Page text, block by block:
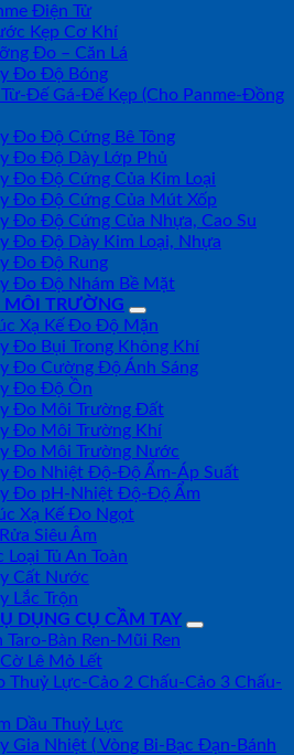
Điện Tử
Kẹp Cơ Khí
Đo – Căn Lá
Đo Độ Bóng
Đế Gá-Đế Kẹp (Cho Panme-Đồng
Đo Độ Cứng Bê Tông
Đo Độ Dày Lớp Phủ
Đo Độ Cứng Của Kim Loại
Đo Độ Cứng Của Mút Xốp
Đo Độ Cứng Của Nhựa, Cao Su
Đo Độ Dày Kim Loại, Nhựa
Đo Độ Rung
Đo Độ Nhám Bề Mặt
MÔI TRƯỜNG
Xạ Kế Đo Độ Mặn
Đo Bụi Trong Không Khí
Đo Cường Độ Ánh Sáng
Đo Độ Ồn
Đo Môi Trường Đất
Đo Môi Trường Khí
Đo Môi Trường Nước
Đo Nhiệt Độ-Độ Ẩm-Áp Suất
Đo pH-Nhiệt Độ-Độ Ẩm
Xạ Kế Đo Ngọt
Siêu Âm
Loại Tủ An Toàn
Cất Nước
Lắc Trộn
DỤNG CỤ CẦM TAY
Taro-Bàn Ren-Mũi Ren
Lê Mỏ Lết
Thuỷ Lực-Cảo 2 Chấu-Cảo 3 Chấu-
Dầu Thuỷ Lực
Gia Nhiệt ( Vòng Bi-Bạc Đạn-Bánh